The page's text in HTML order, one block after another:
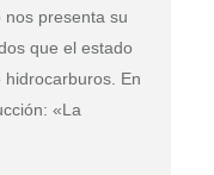
presenta su
que el estado
En
«La